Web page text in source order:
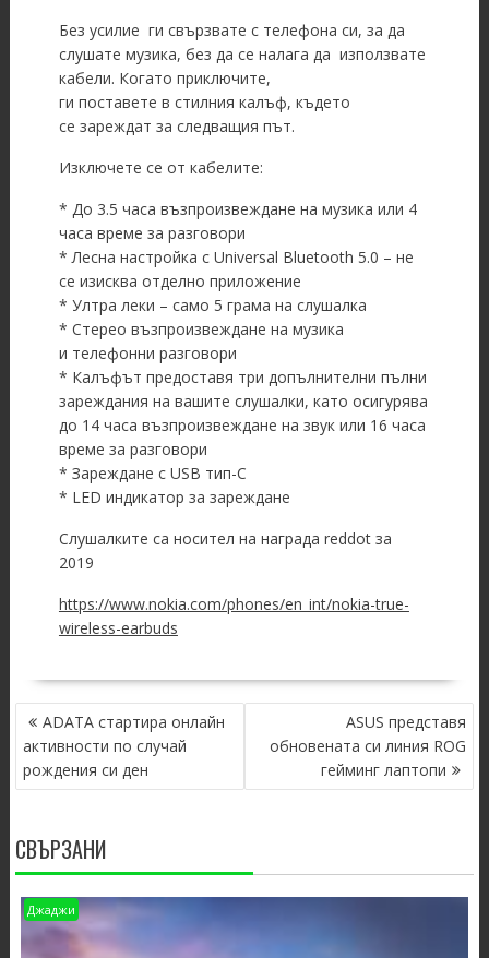
Без усилие ги свързвате с телефона си, за да
слушате музика, без да се налага да използвате
кабели. Когато приключите,
ги поставете в стилния калъф, където
се зареждат за следващия път.
Изключете се от кабелите:
* До 3.5 часа възпроизвеждане на музика или 4
часа време за разговори
* Лесна настройка с Universal Bluetooth 5.0 – не
се изисква отделно приложение
* Ултра леки – само 5 грама на слушалка
* Стерео възпроизвеждане на музика
и телефонни разговори
* Калъфът предоставя три допълнителни пълни
зареждания на вашите слушалки, като осигурява
до 14 часа възпроизвеждане на звук или 16 часа
време за разговори
* Зареждане с USB тип-C
* LED индикатор за зареждане
Слушалките са носител на награда reddot за
2019
https://www.nokia.com/phones/en_int/nokia-true-
wireless-earbuds
POST
NAVIGATION
ADATA стартира онлайн
активности по случай
рождения си ден
ASUS представя
обновената си линия ROG
гейминг лаптопи
СВЪРЗАНИ
Джаджи